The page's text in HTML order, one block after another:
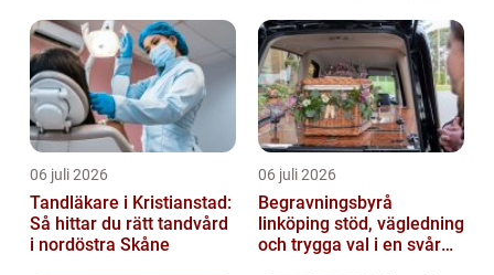
06 juli 2026
Tandläkare i Kristianstad:
Så hittar du rätt tandvård
i nordöstra Skåne
06 juli 2026
Begravningsbyrå
linköping stöd, vägledning
och trygga val i en svår